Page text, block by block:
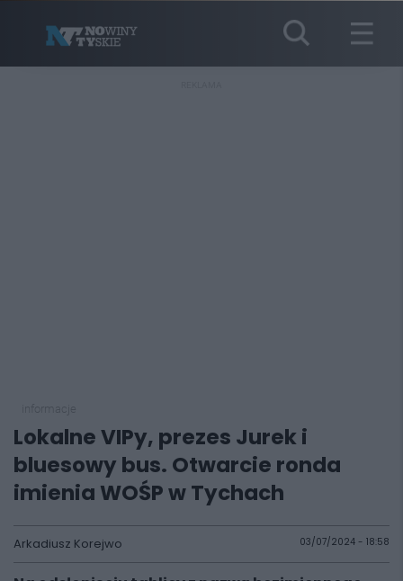
Lokalne VIPy, prezes Jurek i
bluesowy bus. Otwarcie ronda
imienia WOŚP w Tychach
Arkadiusz Korejwo 03/07/2024 - 18:58